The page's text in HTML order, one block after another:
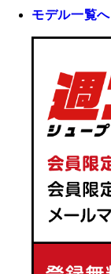
モデル一覧へ